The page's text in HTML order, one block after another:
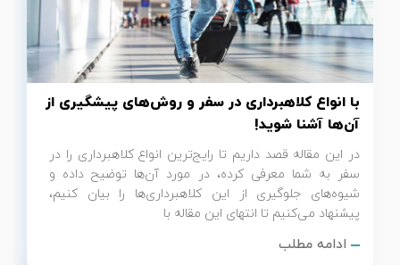
با انواع کلاهبرداری در سفر و روش‌های پیشگیری از
آن‌ها آشنا شوید!
در این مقاله قصد داریم تا رایج‌ترین انواع کلاهبرداری را در
سفر به شما معرفی کرده، در مورد آن‌ها توضیح داده و
شیوه‌های جلوگیری از این کلاهبرداری‌ها را بیان کنیم،
پیشنهاد می‌کنیم تا انتهای این مقاله با
ادامه مطلب
تور سوباتان
تور چابهار
تور مرداب هسل
تور کاشان
تور اصفهان